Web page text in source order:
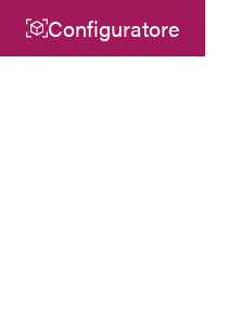
Configuratore